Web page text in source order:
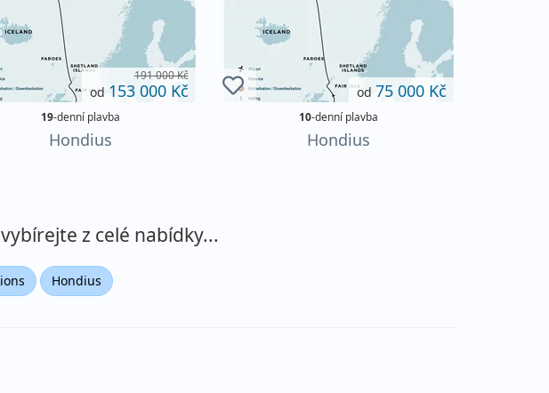
191 000 Kč
od 153 000 Kč
19-denní plavba
Hondius
od 75 000 Kč
10-denní plavba
Hondius
z celé nabídky...
Hondius